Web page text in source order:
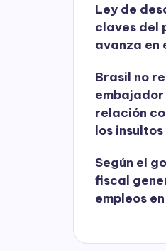
Ley de
claves del
avanza en
Brasil no
relación
los
Según el
fiscal
empleos